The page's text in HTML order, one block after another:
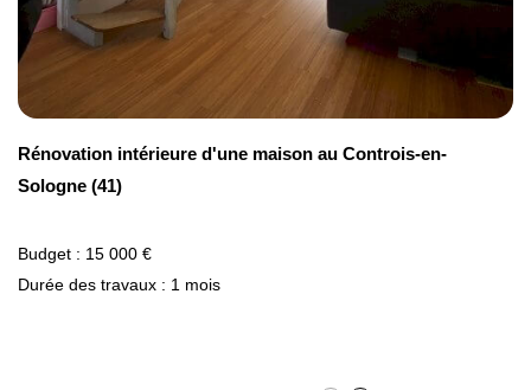
Rénovation intérieure d'une maison au Controis-en-
Sologne (41)
Budget : 15 000 €
Durée des travaux : 1 mois